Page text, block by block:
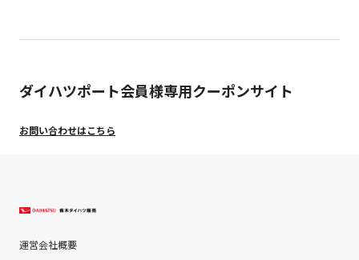
ダイハツポート会員様専用クーポンサイト
お問い合わせはこちら
運営会社概要